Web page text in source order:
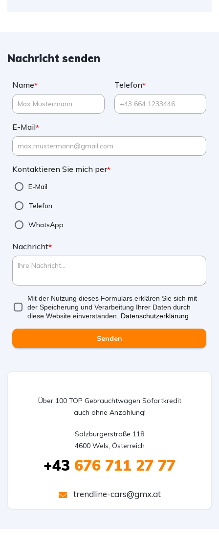
Nachricht senden
Name* Telefon*
E-Mail*
Kontaktieren Sie mich per*
E-Mail
Telefon
WhatsApp
Nachricht*
Mit der Nutzung dieses Formulars erklären Sie sich mit
der Speicherung und Verarbeitung Ihrer Daten durch
diese Website einverstanden. Datenschutzerklärung
Senden
Über 100 TOP Gebrauchtwagen Sofortkredit
auch ohne Anzahlung!
Salzburgerstraße 118
4600 Wels, Österreich
+43 676 711 27 77
trendline-cars@gmx.at